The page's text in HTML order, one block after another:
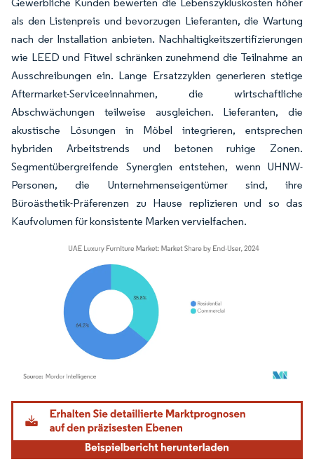
als den Listenpreis und bevorzugen Lieferanten, die Wartung
nach der Installation anbieten. Nachhaltigkeitszertifizierungen
wie LEED und Fitwel schränken zunehmend die Teilnahme an
Ausschreibungen ein. Lange Ersatzzyklen generieren stetige
Aftermarket-Serviceeinnahmen, die wirtschaftliche
Abschwächungen teilweise ausgleichen. Lieferanten, die
akustische Lösungen in Möbel integrieren, entsprechen
hybriden Arbeitstrends und betonen ruhige Zonen.
Segmentübergreifende Synergien entstehen, wenn UHNW-
Personen, die Unternehmenseigentümer sind, ihre
Büroästhetik-Präferenzen zu Hause replizieren und so das
Kaufvolumen für konsistente Marken vervielfachen.
Bild © Mordor Intelligence. Wiederverwendung erfordert Namensnennung gemäß